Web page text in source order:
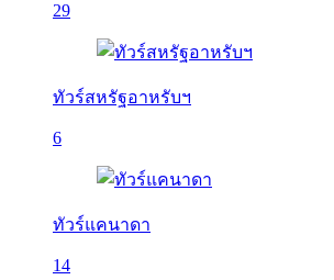
29
ทัวร์สหรัฐอาหรับฯ
6
ทัวร์แคนาดา
14